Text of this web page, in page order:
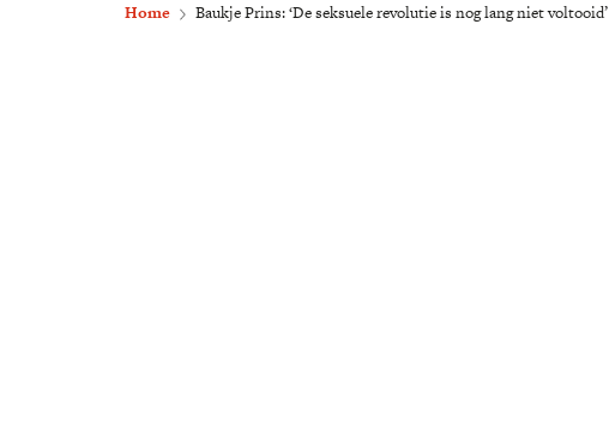
Home Baukje Prins: ‘De seksuele revolutie is nog lang niet voltooid’